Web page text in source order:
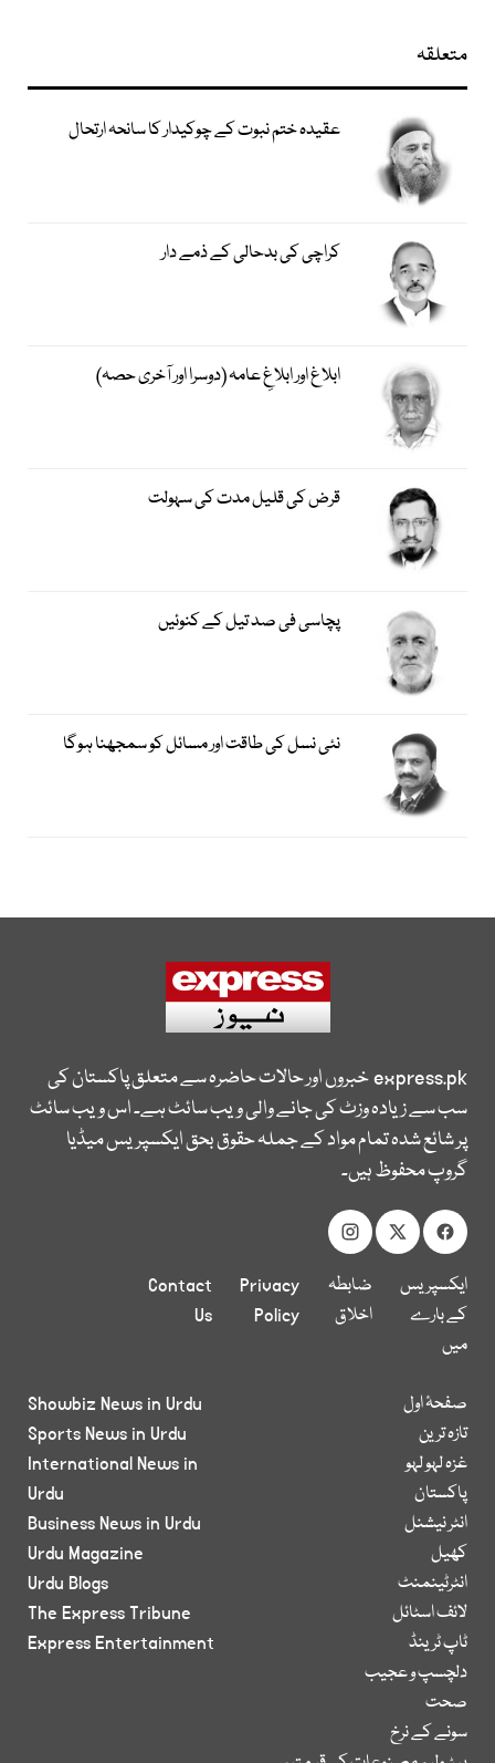
متعلقہ
عقیدہ ختم نبوت کے چوکیدار کا سانحہ ارتحال
کراچی کی بدحالی کے ذمے دار
ابلاغ اور ابلاغِ عامہ (دوسرا اور آخری حصہ)
قرض کی قلیل مدت کی سہولت
پچاسی فی صد تیل کے کنوئیں
نئی نسل کی طاقت اور مسائل کو سمجھنا ہوگا
express.pkخبروں اور حالات حاضرہ سے متعلق پاکستان کی
سب سے زیادہ وزٹ کی جانے والی ویب سائٹ ہے۔ اس ویب سائٹ
پر شائع شدہ تمام مواد کے جملہ حقوق بحق ایکسپریس میڈیا
گروپ محفوظ ہیں۔
ایکسپریس
کے بارے
میں
ضابطہ
اخلاق
Privacy
Policy
Contact
Us
صفحۂ اول
تازہ ترین
غزہ لہو لہو
پاکستان
انٹر نیشنل
کھیل
انٹرٹینمنٹ
لائف اسٹائل
ٹاپ ٹرینڈ
دلچسپ و عجیب
صحت
سونے کے نرخ
Showbiz News in Urdu
Sports News in Urdu
International News in
Urdu
Business News in Urdu
Urdu Magazine
Urdu Blogs
The Express Tribune
Express Entertainment